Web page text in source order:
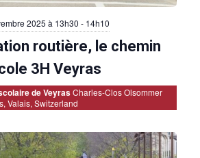
2025 à 13h30 - 14h10
routière, le chemin
3H Veyras
de VeyrasCharles-Clos Olsommer
Valais, Switzerland